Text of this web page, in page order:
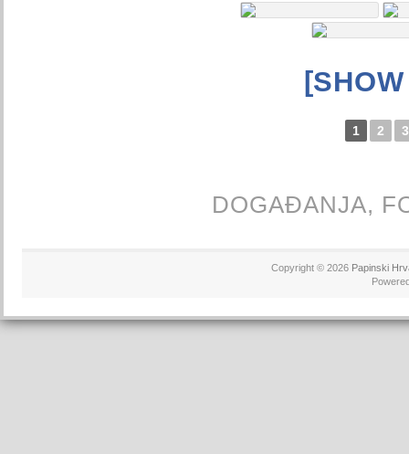
1 2 3
DOGAĐANJA,
Copyright © 2026 Papinski